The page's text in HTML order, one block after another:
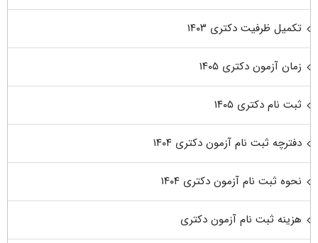
تکمیل ظرفیت دکتری ۱۴۰۳
زمان آزمون دکتری ۱۴۰۵
ثبت نام دکتری ۱۴۰۵
دفترچه ثبت نام آزمون دکتری ۱۴۰۴
نحوه ثبت نام آزمون دکتری ۱۴۰۴
هزینه ثبت نام آزمون دکتری